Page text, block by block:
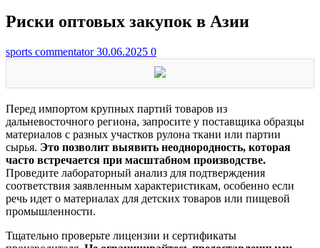
Риски оптовых закупок в Азии
sports commentator30.06.2025 0
Перед импортом крупных партий товаров из
дальневосточного региона, запросите у поставщика образцы
материалов с разных участков рулона ткани или партии
сырья. Это позволит выявить неоднородность, которая
часто встречается при масштабном производстве.
Проведите лабораторный анализ для подтверждения
соответствия заявленным характеристикам, особенно если
речь идет о материалах для детских товаров или пищевой
промышленности.
Тщательно проверьте лицензии и сертификаты